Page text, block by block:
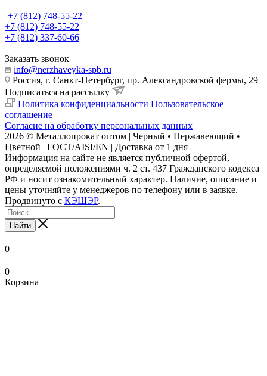
+7 (812) 748-55-22
+7 (812) 748-55-22
+7 (812) 337-60-66
Заказать звонок
info@nerzhaveyka-spb.ru
Россия, г. Санкт-Петербург, пр. Александровской фермы, 29
Подписаться на рассылку
Политика конфиденциальности Пользовательское
соглашение
Согласие на обработку персональных данных
2026 © Металлопрокат оптом | Черный • Нержавеющий •
Цветной | ГОСТ/AISI/EN | Доставка от 1 дня
Информация на сайте не является публичной офертой,
определяемой положениями ч. 2 ст. 437 Гражданского кодекса
РФ и носит ознакомительный характер. Наличие, описание и
цены уточняйте у менеджеров по телефону или в заявке.
Продвинуто с КЭШЭР.
Найти
0
0
Корзина